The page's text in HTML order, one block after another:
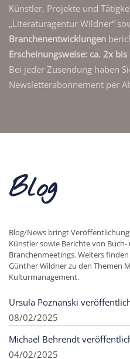
Künstler, Projekte und
„Literaturagentur Wildner“
Branchenentwicklungen
Erscheinungsweise: ca. 2x
Bei jeder Zusendung haben
Newsletterabonnement per
Blog
Blog/News bringt
Künstler sowie Berichte von
Branchenmeetings. Weiters
Günther Wildner zu den Themen
Kulturmanagement.
Ursula Poznanski
08/02/2025
Michael Behrendt
04/02/2025